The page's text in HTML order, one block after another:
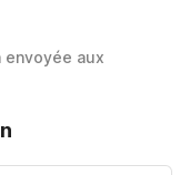
envoyée aux